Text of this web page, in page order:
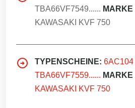
TBA66VF7549......
KAWASAKI KVF 750
TYPENSCHEINE: 6AC104
TBA66VF7559......
KAWASAKI KVF 750